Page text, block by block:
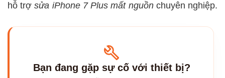
hỗ trợsửa iPhone 7 Plus mất nguồn chuyên nghiệp.
Bạn đang gặp sự cố với thiết bị?